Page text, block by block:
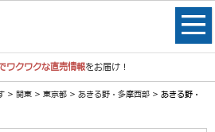
ワクワクな直売情報をお届け！
> 関東 > 東京都 > あきる野・多摩西部 > あきる野・